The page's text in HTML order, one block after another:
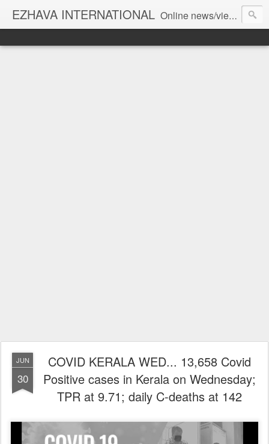
EZHAVA INTERNATIONAL Online news/views JOURNAL... Connecting the community worldwide Editorial Director: Prem Chandran
JUN
30
COVID KERALA WED... 13,658 Covid
Positive cases in Kerala on Wednesday;
TPR at 9.71; daily C-deaths at 142